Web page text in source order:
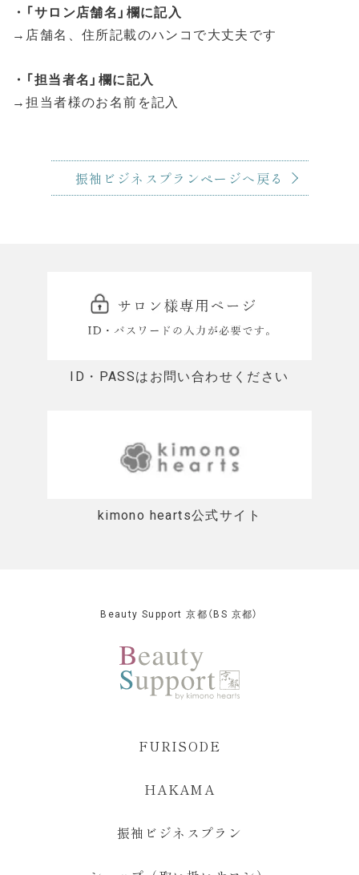
・「サロン店舗名」欄に記入
→店舗名、住所記載のハンコで大丈夫です
・「担当者名」欄に記入
→担当者様のお名前を記入
振袖ビジネスプランページへ戻る
ID・PASSはお問い合わせください
kimono hearts公式サイト
Beauty Support 京都（BS 京都）
FURISODE
HAKAMA
振袖ビジネスプラン